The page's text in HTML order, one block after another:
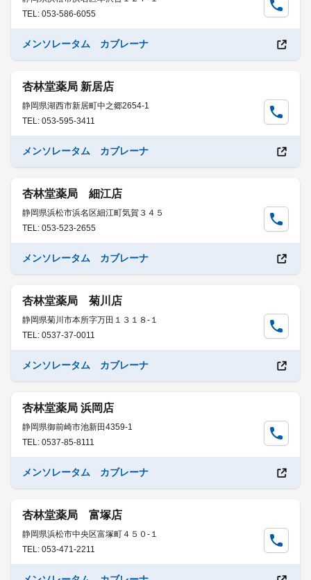
TEL: 053-586-6055
メンソレータム カブレーナ
杏林堂薬局 新居店
静岡県湖西市新居町中之郷2654-1
TEL: 053-595-3411
メンソレータム カブレーナ
杏林堂薬局 細江店
静岡県浜松市浜名区細江町気賀３４５
TEL: 053-523-2655
メンソレータム カブレーナ
杏林堂薬局 菊川店
静岡県菊川市本所字万田１３１８-１
TEL: 0537-37-0011
メンソレータム カブレーナ
杏林堂薬局 浜岡店
静岡県御前崎市池新田4359-1
TEL: 0537-85-8111
メンソレータム カブレーナ
杏林堂薬局 富塚店
静岡県浜松市中央区富塚町４５０-１
TEL: 053-471-2211